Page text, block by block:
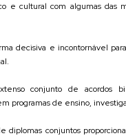
e cultural com algumas das
decisiva e incontornável
conjunto de acordos
programas de ensino,
conjuntos